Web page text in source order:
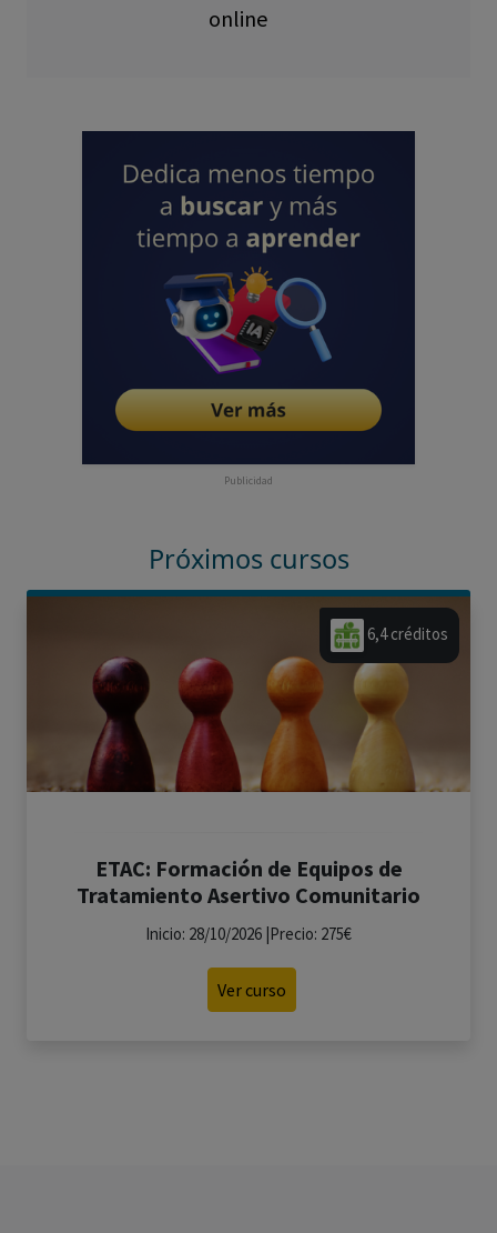
online
Publicidad
Próximos cursos
6,4 créditos
ETAC: Formación de Equipos de
Tratamiento Asertivo Comunitario
Inicio: 28/10/2026 |Precio: 275€
Ver curso